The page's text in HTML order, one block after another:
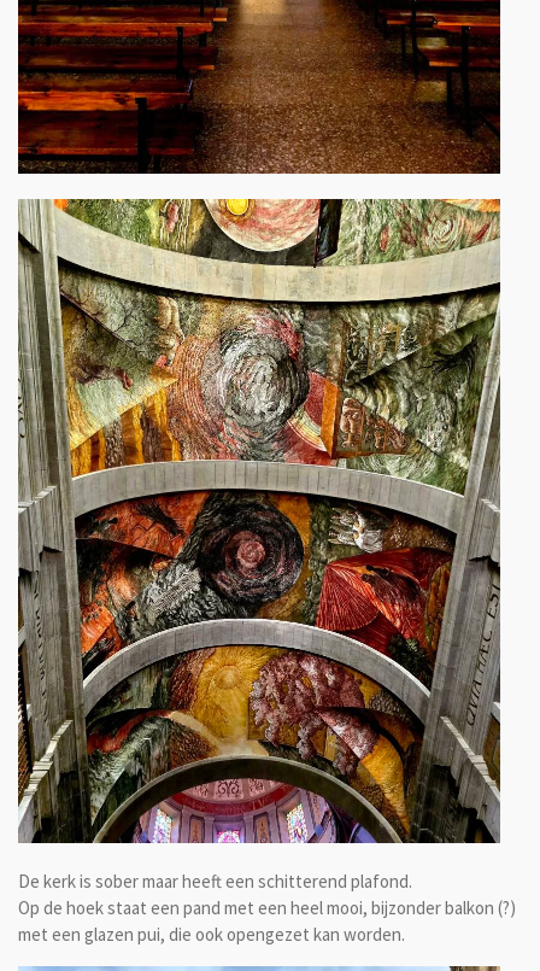
De kerk is sober maar heeft een schitterend plafond.
Op de hoek staat een pand met een heel mooi, bijzonder balkon (?)
met een glazen pui, die ook opengezet kan worden.